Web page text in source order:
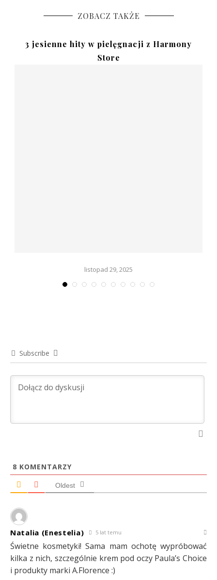
ZOBACZ TAKŻE
3 jesienne hity w pielęgnacji z Harmony
Store
listopad 29, 2025
Subscribe
8 KOMENTARZY
Oldest
Natalia (Enestelia) 5 lat temu
Świetne kosmetyki! Sama mam ochotę wypróbować
kilka z nich, szczególnie krem pod oczy Paula’s Choice
i produkty marki A.Florence :)